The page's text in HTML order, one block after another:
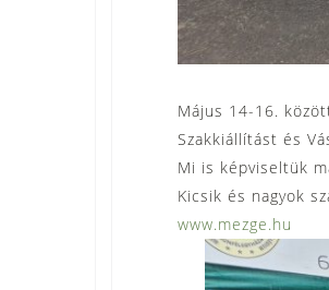
Május 14-16.
Szakkiállítást és
Mi is képviseltük
Kicsik és nagyok
www.mezge.hu